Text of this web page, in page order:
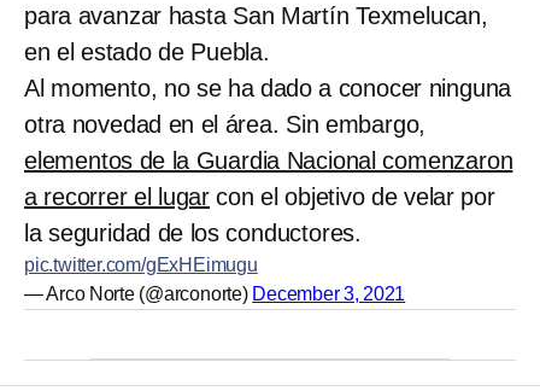
para avanzar hasta San Martín Texmelucan,
en el estado de Puebla.
Al momento, no se ha dado a conocer ninguna
otra novedad en el área. Sin embargo,
elementos de la Guardia Nacional comenzaron
a recorrer el lugar con el objetivo de velar por
la seguridad de los conductores.
pic.twitter.com/gExHEimugu
— Arco Norte (@arconorte) December 3, 2021